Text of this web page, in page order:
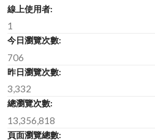
線上使用者:
1
今日瀏覽次數:
706
昨日瀏覽次數:
3,332
總瀏覽次數:
13,356,818
頁面瀏覽總數: